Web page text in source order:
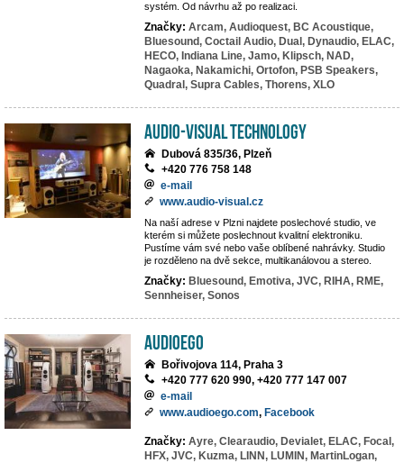
systém. Od návrhu až po realizaci.
Značky: Arcam, Audioquest, BC Acoustique,
Bluesound, Coctail Audio, Dual, Dynaudio, ELAC,
HECO, Indiana Line, Jamo, Klipsch, NAD,
Nagaoka, Nakamichi, Ortofon, PSB Speakers,
Quadral, Supra Cables, Thorens, XLO
AUDIO-VISUAL TECHNOLOGY
Dubová 835/36, Plzeň
+420 776 758 148
e-mail
www.audio-visual.cz
Na naší adrese v Plzni najdete poslechové studio, ve
kterém si můžete poslechnout kvalitní elektroniku.
Pustíme vám své nebo vaše oblíbené nahrávky. Studio
je rozděleno na dvě sekce, multikanálovou a stereo.
Značky: Bluesound, Emotiva, JVC, RIHA, RME,
Sennheiser, Sonos
AUDIOEGO
Bořivojova 114, Praha 3
+420 777 620 990, +420 777 147 007
e-mail
www.audioego.com, Facebook
Značky: Ayre, Clearaudio, Devialet, ELAC, Focal,
HFX, JVC, Kuzma, LINN, LUMIN, MartinLogan,